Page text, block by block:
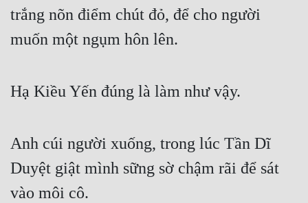
trắng nõn điểm chút đỏ, để cho người
muốn một ngụm hôn lên.
Hạ Kiều Yến đúng là làm như vậy.
Anh cúi người xuống, trong lúc Tần Dĩ
Duyệt giật mình sững sờ chậm rãi để sát
vào môi cô.